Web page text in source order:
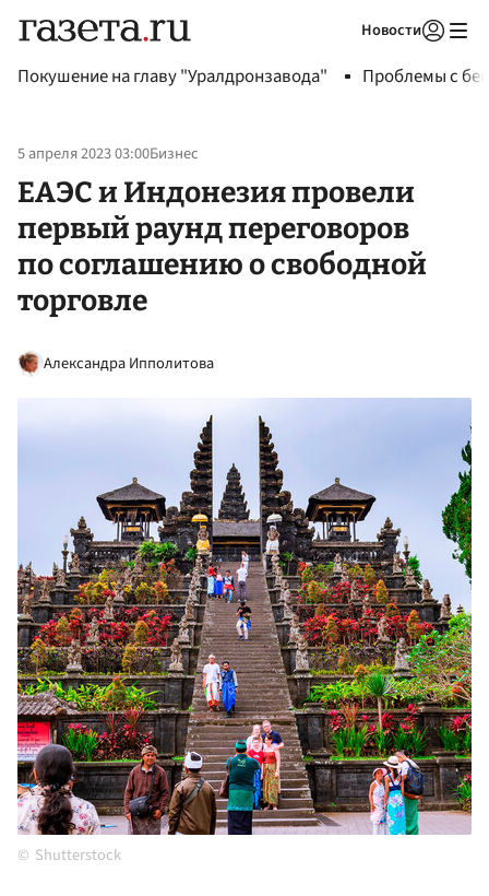
Новости
Покушение на главу "Уралдронзавода" Проблемы с
5 апреля 2023 03:00Бизнес
ЕАЭС и Индонезия провели
первый раунд переговоров
по соглашению о свободной
торговле
Александра Ипполитова
Shutterstock